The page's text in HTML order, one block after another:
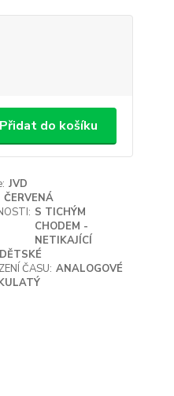
Přidat do košíku
JVD
ČERVENÁ
S TICHÝM
CHODEM -
NETIKAJÍCÍ
DĚTSKÉ
ČASU: ANALOGOVÉ